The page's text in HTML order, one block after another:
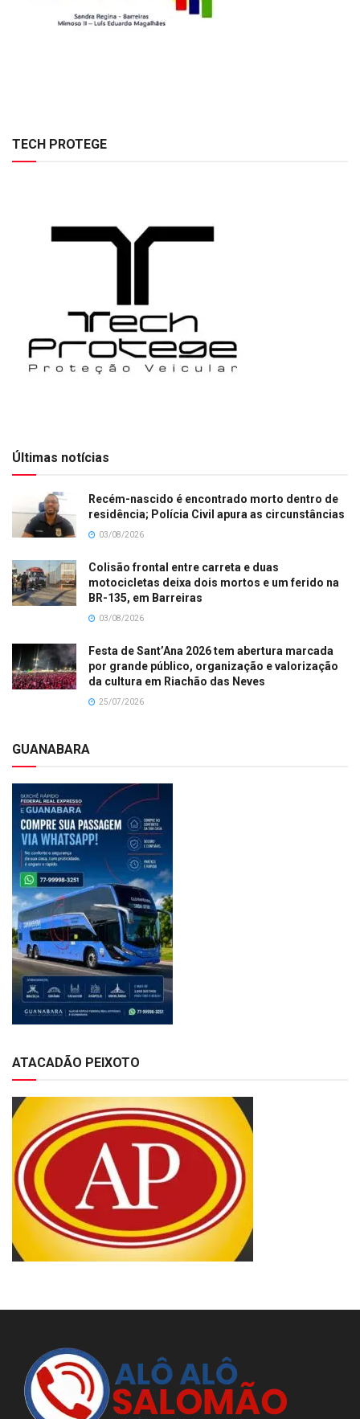
TECH PROTEGE
Últimas notícias
Recém-nascido é encontrado morto dentro de
residência; Polícia Civil apura as circunstâncias
03/08/2026
Colisão frontal entre carreta e duas
motocicletas deixa dois mortos e um ferido na
BR-135, em Barreiras
03/08/2026
Festa de Sant’Ana 2026 tem abertura marcada
por grande público, organização e valorização
da cultura em Riachão das Neves
25/07/2026
GUANABARA
ATACADÃO PEIXOTO